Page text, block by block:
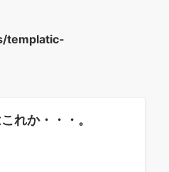
templatic-
れか・・・。